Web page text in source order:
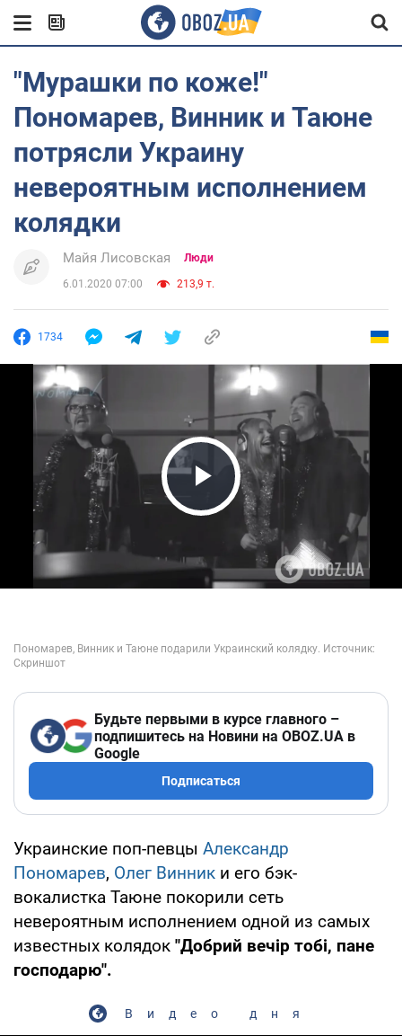
"Мурашки по коже!"
Пономарев, Винник и Таюне
потрясли Украину
невероятным исполнением
колядки
Майя Лисовская Люди
6.01.2020 07:00 213,9 т.
1734
Play Video
Будьте первыми в курсе главного –
подпишитесь на Новини на OBOZ.UA в
Google
Подписаться
Украинские поп-певцы Александр
Пономарев, Олег Винник и его бэк-
вокалистка Таюне покорили сеть
невероятным исполнением одной из самых
известных колядок "Добрий вечір тобі, пане
господарю".
Видео дня